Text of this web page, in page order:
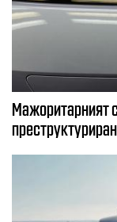
Мажоритарният